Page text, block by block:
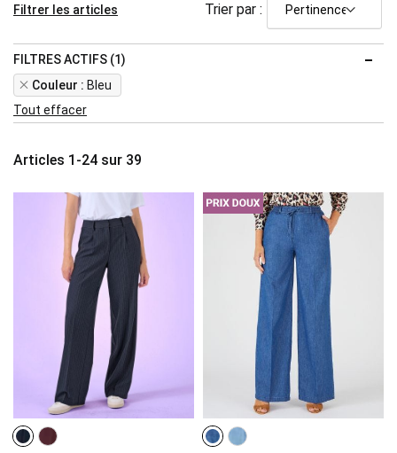
Articles 1 -24 sur 39
Trier par :
Filtrer les articles
FILTRES ACTIFS (1)
Couleur
Bleu
Remove
This
Item
Tout effacer